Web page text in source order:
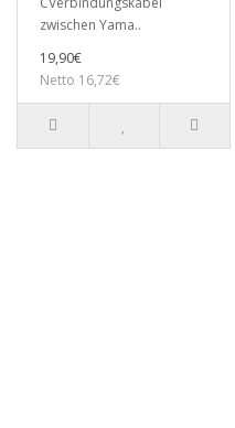
zwischen Yama..
19,90€
Netto 16,72€